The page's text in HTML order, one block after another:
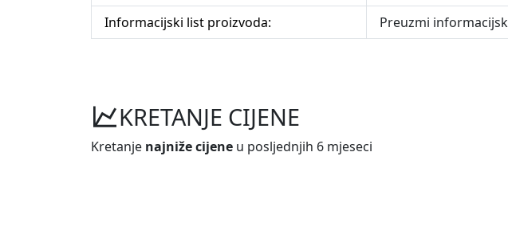
Informacijski list proizvoda:
Preuzmi
KRETANJE CIJENE
Kretanje najniže cijene u posljednjih 6 mjeseci